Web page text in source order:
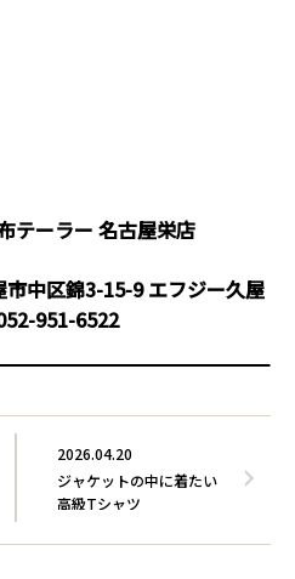
テーラー 名古屋栄店
中区錦3-15-9 エフジー久屋
951-6522
2026.04.20
ジャケットの中に着たい
高級Tシャツ